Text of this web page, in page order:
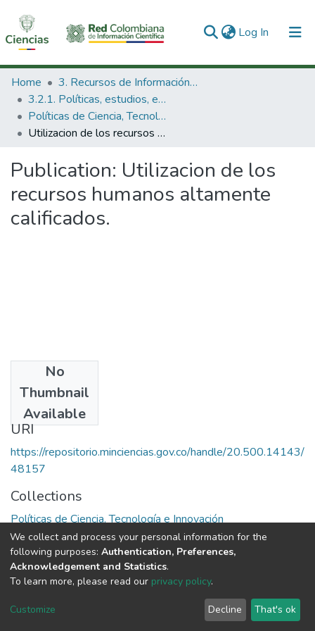
Log In (current)
Communities & Collections
All of DSpace
Statistics
Home
3. Recursos de Información Científica y Tecnológica
3.2.1. Políticas, estudios, evaluaciones e indicadores de CTeI
Políticas de Ciencia, Tecnología e Innovación
Utilizacion de los recursos humanos altamente calificados.
Publication: Utilizacion de los
recursos humanos altamente
calificados.
No
Thumbnail
Available
Publisher
OEA
URI
https://repositorio.minciencias.gov.co/handle/20.500.14143/
48157
Collections
Políticas de Ciencia, Tecnología e Innovación
Full item page
DSpace software copyright © 2002-2026
Cookie
End User
Agreement
Send
Feedback
We collect and process your personal information for the
following purposes: Authentication, Preferences,
Acknowledgement and Statistics.
To learn more, please read our privacy policy.
Customize Decline That's ok